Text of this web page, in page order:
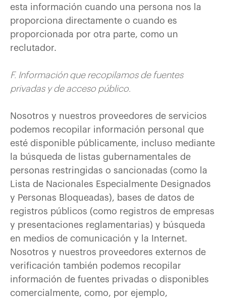
esta información cuando una persona nos la
proporciona directamente o cuando es
proporcionada por otra parte, como un
reclutador.
F. Información que recopilamos de fuentes
privadas y de acceso público.
Nosotros y nuestros proveedores de servicios
podemos recopilar información personal que
esté disponible públicamente, incluso mediante
la búsqueda de listas gubernamentales de
personas restringidas o sancionadas (como la
Lista de Nacionales Especialmente Designados
y Personas Bloqueadas), bases de datos de
registros públicos (como registros de empresas
y presentaciones reglamentarias) y búsqueda
en medios de comunicación y la Internet.
Nosotros y nuestros proveedores externos de
verificación también podemos recopilar
información de fuentes privadas o disponibles
comercialmente, como, por ejemplo,